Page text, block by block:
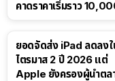
คาดราคาเริ่มราว
ยอดจัดส่ง iPad ลดลง
ไตรมาส 2 ปี 2026 แต่
Apple ยังครองผู้นำตล